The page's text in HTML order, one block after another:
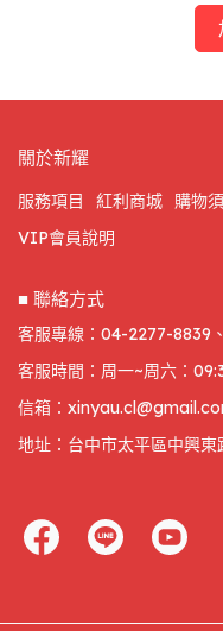
關於新耀
服務項目 紅利商城 購物
VIP會員說明
■ 聯絡方式
客服專線：04-2277-8839
客服時間：周一~周六：
信箱：
地址：台中市太平區中興東